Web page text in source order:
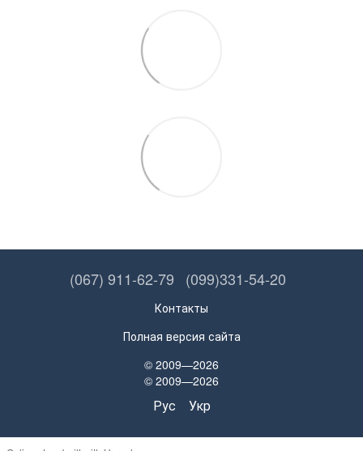
(067) 911-62-79 (099)331-54-20
Контакты
Полная версия сайта
© 2009—2026
© 2009—2026
Рус Укр